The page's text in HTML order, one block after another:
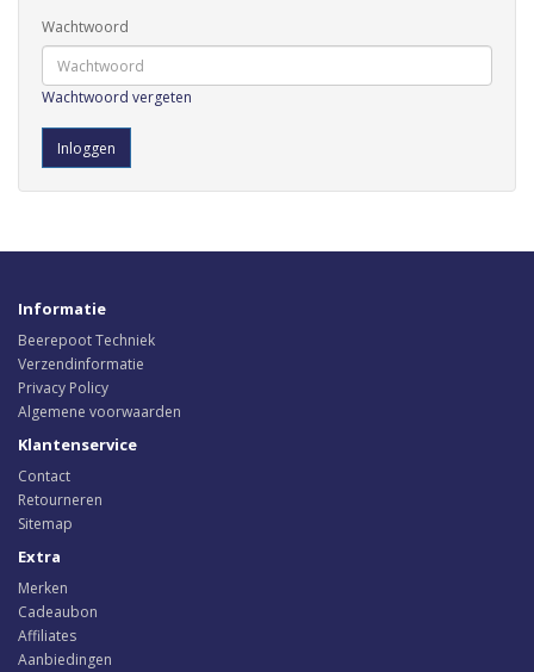
Wachtwoord
Wachtwoord vergeten
Informatie
Beerepoot Techniek
Verzendinformatie
Privacy Policy
Algemene voorwaarden
Klantenservice
Contact
Retourneren
Sitemap
Extra
Merken
Cadeaubon
Affiliates
Aanbiedingen